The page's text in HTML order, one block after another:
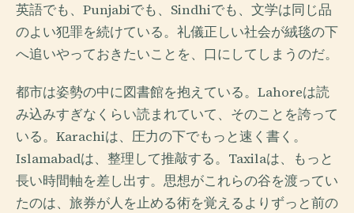
英語でも、Punjabiでも、Sindhiでも、文学は同じ品
のよい犯罪を続けている。礼儀正しい社会が絨毯の下
へ追いやっておきたいことを、口にしてしまうのだ。
都市は姿勢の中に図書館を抱えている。Lahoreは読
み込みすぎなくらい読まれていて、そのことを誇って
いる。Karachiは、圧力の下でもっと速く書く。
Islamabadは、整理して推敲する。Taxilaは、もっと
長い時間軸を差し出す。思想がこれらの谷を渡ってい
たのは、旅券が人を止める術を覚えるよりずっと前の